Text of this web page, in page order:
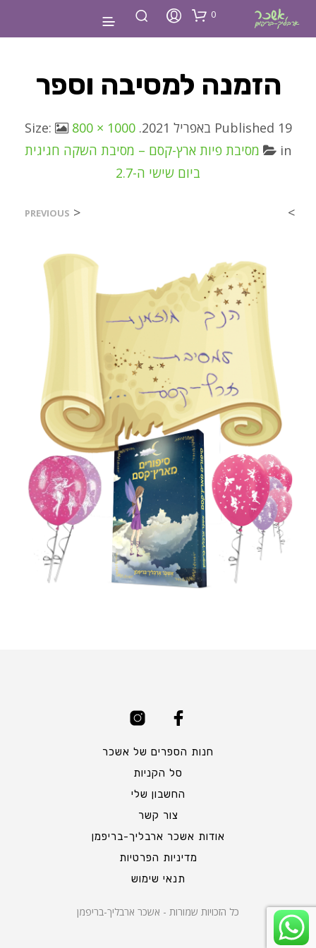
0
הזמנה למסיבה וספר
Published 19 באפריל 2021 . Size:
800 × 1000
in
מסיבת פיות ארץ-קסם – מסיבת השקה חגיגית
ביום שישי ה-2.7
<
PREVIOUS >
חנות הספרים של אשכר
סל הקניות
החשבון שלי
צור קשר
אודות אשכר ארבליך-בריפמן
מדיניות הפרטיות
תנאי שימוש
כל הזכויות שמורות - אשכר ארבליך-בריפמן